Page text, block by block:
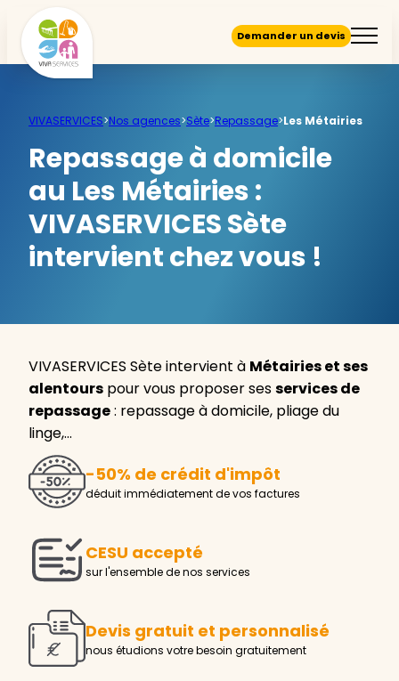
Demander un devis
VIVASERVICES>Nos agences>Sète>Repassage>Les Métairies
Repassage à domicile
au Les Métairies :
VIVASERVICES Sète
intervient chez vous !
VIVASERVICES Sète intervient à Métairies et ses
alentours pour vous proposer sesservices de
repassage: repassage à domicile, pliage du
linge,…
-50% de crédit d'impôt
déduit immédiatement de vos factures
CESU accepté
sur l'ensemble de nos services
Devis gratuit et personnalisé
nous étudions votre besoin gratuitement